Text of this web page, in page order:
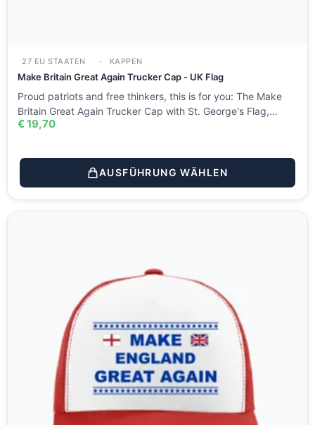
27 EU STAATEN KAPPEN
Make Britain Great Again Trucker Cap - UK Flag
Proud patriots and free thinkers, this is for you: The Make
Britain Great Again Trucker Cap with St. George's Flag,…
€19,70
AUSFÜHRUNG WÄHLEN